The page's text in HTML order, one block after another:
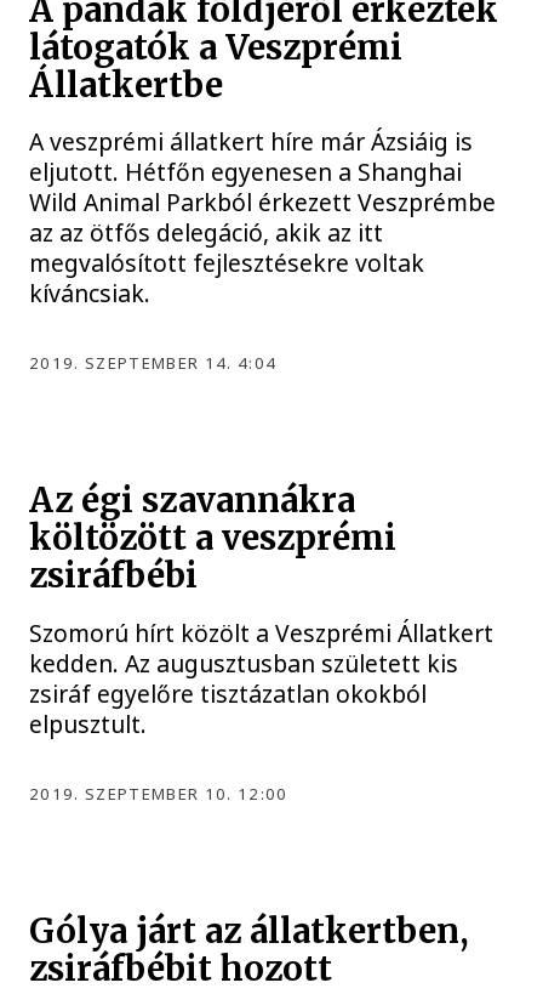
A pandák földjéről érkeztek
látogatók a Veszprémi
Állatkertbe
A veszprémi állatkert híre már Ázsiáig is
eljutott. Hétfőn egyenesen a Shanghai
Wild Animal Parkból érkezett Veszprémbe
az az ötfős delegáció, akik az itt
megvalósított fejlesztésekre voltak
kíváncsiak.
2019. SZEPTEMBER 14. 4:04
Az égi szavannákra
költözött a veszprémi
zsiráfbébi
Szomorú hírt közölt a Veszprémi Állatkert
kedden. Az augusztusban született kis
zsiráf egyelőre tisztázatlan okokból
elpusztult.
2019. SZEPTEMBER 10. 12:00
Gólya járt az állatkertben,
zsiráfbébit hozott